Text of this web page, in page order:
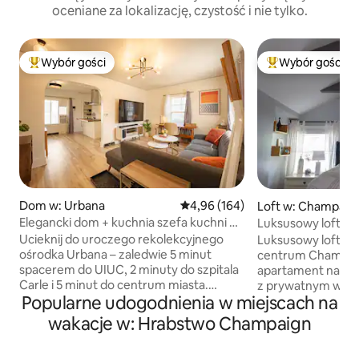
oceniane za lokalizację, czystość i nie tylko.
Najpopularniejsze z kategorii Wybór gości
Wybór gości
Dom w: Urbana Średnia ocena: 4,96 na 5, liczba
4,96 (164)
Elegancki dom + kuchnia szefa kuchni w
pobliżu UIUC, Carle, DT
Ucieknij do uroczego rekolekcyjnego
ośrodka Urbana – zaledwie 5 minut
spacerem do UIUC, 2 minuty do szpitala
Carle i 5 minut do centrum miasta.
Położony w spokojnej okolicy, ale kilka
kroków od kawiarni, restauracji, studiów
jogi, parków, sklepów spożywczych i
Wybór gości
Loft w:
Luksusowy loft w
Luksusowy loft
centrum
apartament na
z prywatnym
każdego, kto
Sklepienie z
wentylatory
Popularne udogodnienia w miejscach na
wakacje w: Hrabstwo Champaign